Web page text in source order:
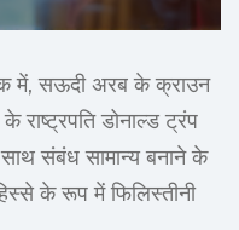
में, सऊदी अरब के क्राउन
राष्ट्रपति डोनाल्ड ट्रंप
संबंध सामान्य बनाने के
के रूप में फिलिस्तीनी